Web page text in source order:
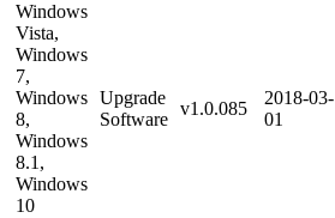
Windows
Vista,
Windows
7,
Windows
8,
Windows
8.1,
Windows
10
Upgrade
Software
v1.0.085
2018-03-
01